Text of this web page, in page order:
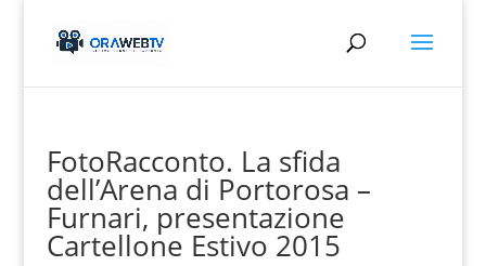
FotoRacconto. La sfida
dell’Arena di Portorosa –
Furnari, presentazione
Cartellone Estivo 2015